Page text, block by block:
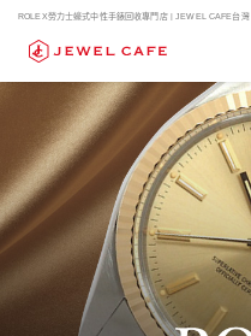
ROLEX勞力士蠔式中性手錶回收專門店 | JEWEL CAFE台灣